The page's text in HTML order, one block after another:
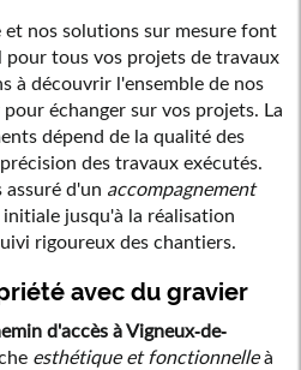
nos solutions sur mesure font
pour tous vos projets de travaux
à découvrir l'ensemble de nos
échanger sur vos projets. La
dépend de la qualité des
des travaux exécutés.
assuré d'un accompagnement
jusqu'à la réalisation
rigoureux des chantiers.
avec du gravier
d'accès à Vigneux-de-
esthétique et fonctionnelleà